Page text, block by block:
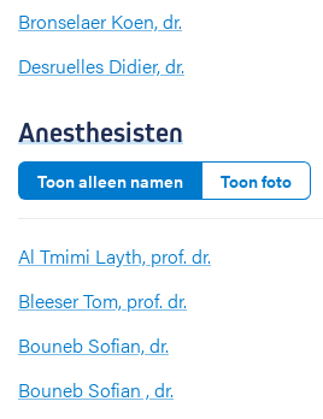
Bronselaer Koen, dr.
Desruelles Didier, dr.
Anesthesisten
Toon alleen namen Toon foto
Al Tmimi Layth, prof. dr.
Bleeser Tom, prof. dr.
Bouneb Sofian, dr.
Bouneb Sofian , dr.